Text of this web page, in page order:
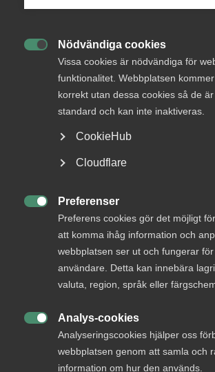
Nödvändiga cookies
Vissa cookies är nödvändiga för
funktionalitet. Webbplatsen
korrekt utan dessa cookies så de
standard och kan inte inaktiveras.
CookieHub
Cloudflare
Preferenser
Preferens cookies gör det möjligt
att komma ihåg information och
webbplatsen ser ut och fungerar
användare. Detta kan innebära
valuta, region, språk eller
Analys-cookies
Analyseringscookies hjälper oss
webbplatsen genom att samla och
information om hur den används.
Logga in på Arbetsgivarguiden
Sök på almega.se
Cookie-inställningar
If you are in the need for other corporate
gladly design courses specifically to your
needs within employment and labour law,
environment, collective agreements and
choose Alla format – In English.
All courses
Questions? Please contact us.
Bli en del av framtidens
arbetsliv